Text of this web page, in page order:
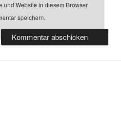
und Website in diesem Browser
speichern.